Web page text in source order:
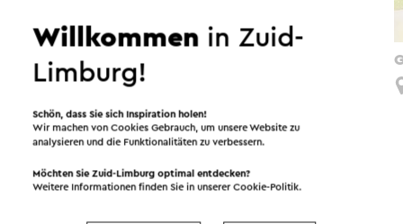
Buitenring fietsroute
Nuth
Spaß in der Umgebung!
Willkommen in Zuid-
Limburg!
Schön, dass Sie sich Inspiration holen!
Wir machen von Cookies Gebrauch, um unsere Website zu
analysieren und die Funktionalitäten zu verbessern.
Möchten Sie Zuid-Limburg optimal entdecken?
Weitere Informationen finden Sie in unsererCookie-Politik.